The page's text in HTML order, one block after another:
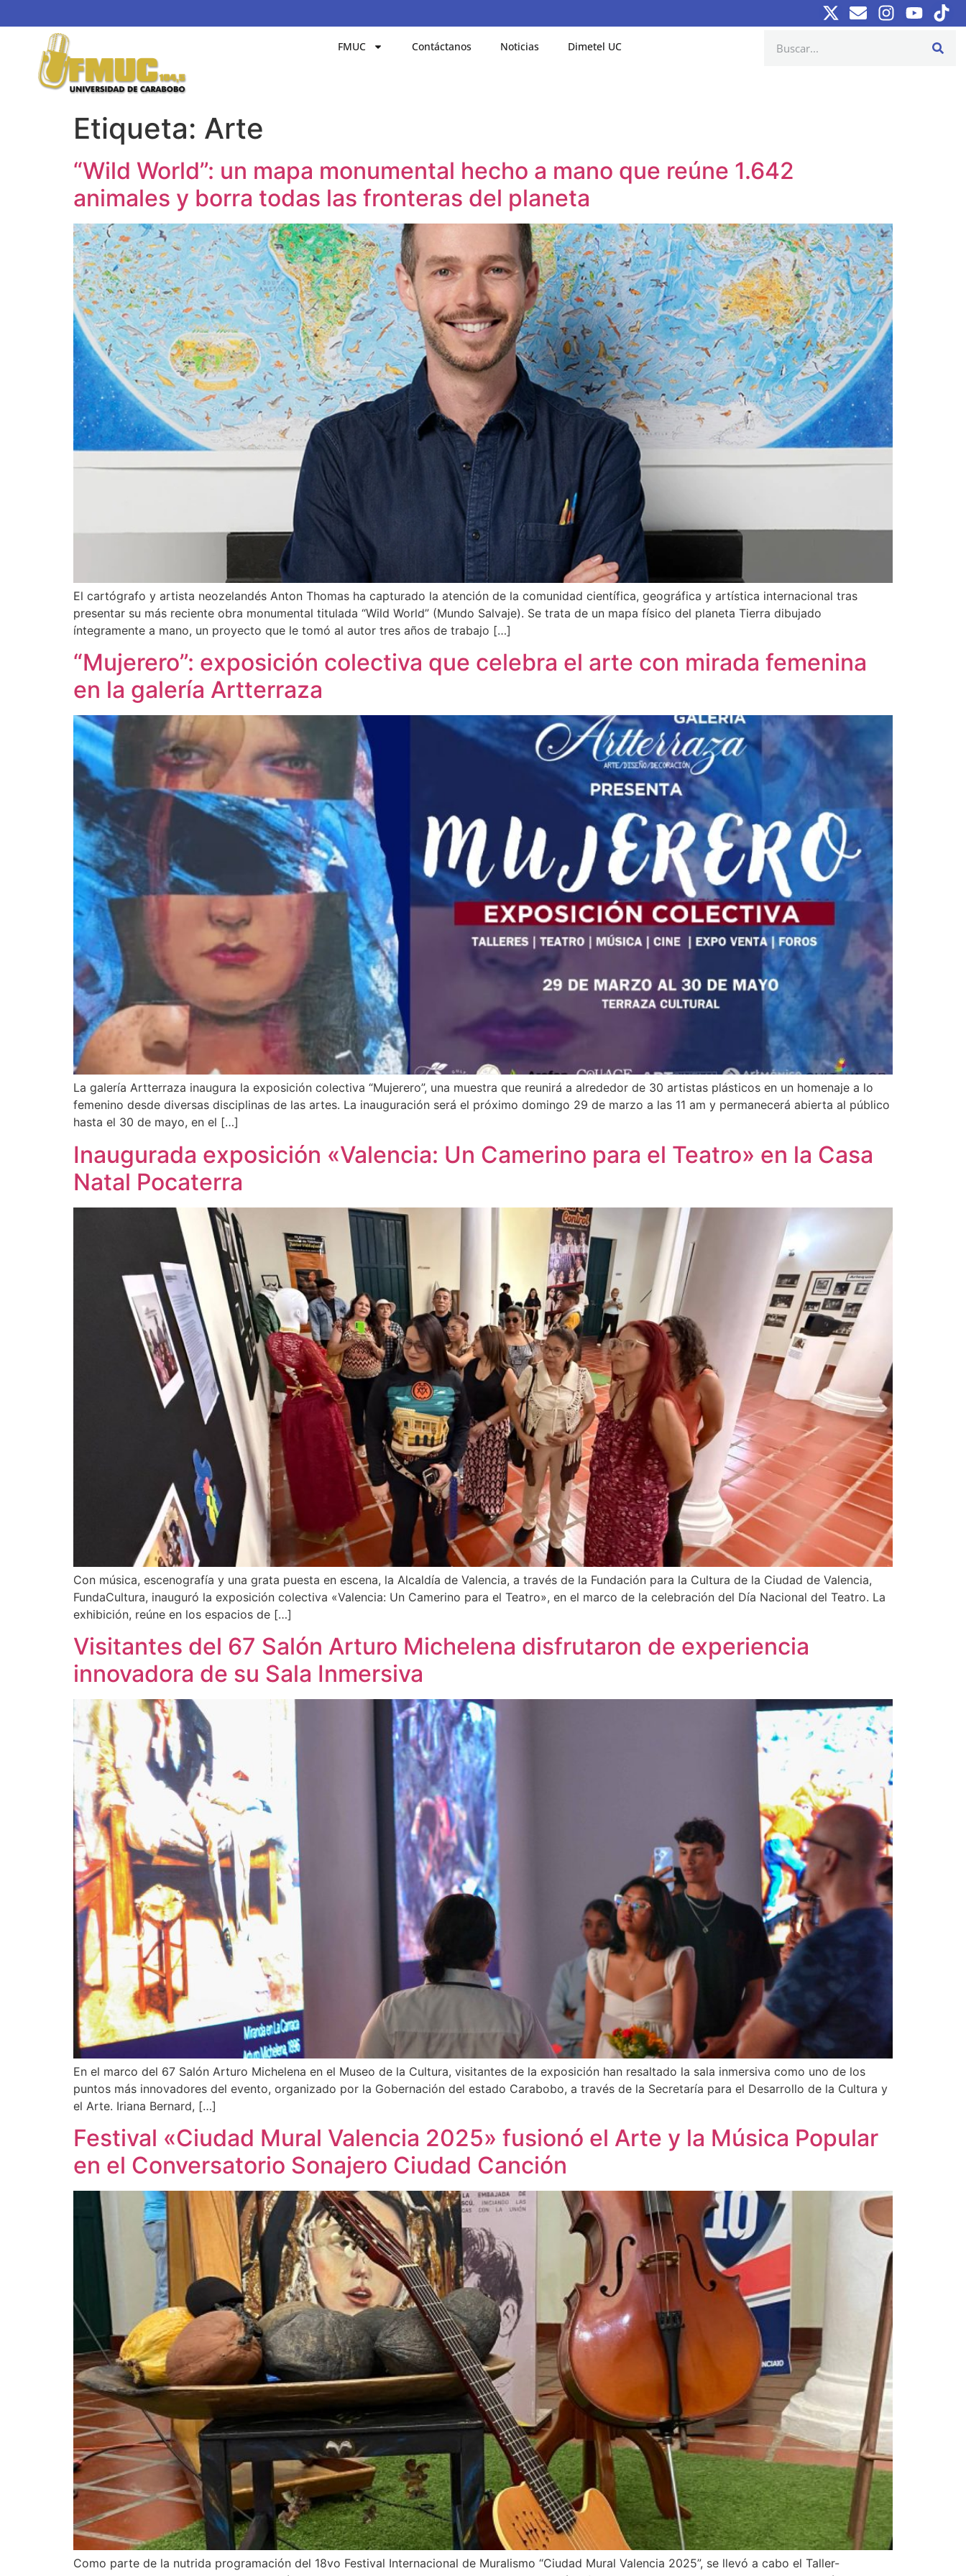
FMUC Contáctanos Noticias Dimetel UC
Etiqueta: Arte
“Wild World”: un mapa monumental hecho a mano que reúne 1.642
animales y borra todas las fronteras del planeta
El cartógrafo y artista neozelandés Anton Thomas ha capturado la atención de la comunidad científica, geográfica y artística internacional tras
presentar su más reciente obra monumental titulada “Wild World” (Mundo Salvaje). Se trata de un mapa físico del planeta Tierra dibujado
íntegramente a mano, un proyecto que le tomó al autor tres años de trabajo […]
“Mujerero”: exposición colectiva que celebra el arte con mirada femenina
en la galería Artterraza
La galería Artterraza inaugura la exposición colectiva “Mujerero”, una muestra que reunirá a alrededor de 30 artistas plásticos en un homenaje a lo
femenino desde diversas disciplinas de las artes. La inauguración será el próximo domingo 29 de marzo a las 11 am y permanecerá abierta al público
hasta el 30 de mayo, en el […]
Inaugurada exposición «Valencia: Un Camerino para el Teatro» en la Casa
Natal Pocaterra
Con música, escenografía y una grata puesta en escena, la Alcaldía de Valencia, a través de la Fundación para la Cultura de la Ciudad de Valencia,
FundaCultura, inauguró la exposición colectiva «Valencia: Un Camerino para el Teatro», en el marco de la celebración del Día Nacional del Teatro. La
exhibición, reúne en los espacios de […]
Visitantes del 67 Salón Arturo Michelena disfrutaron de experiencia
innovadora de su Sala Inmersiva
En el marco del 67 Salón Arturo Michelena en el Museo de la Cultura, visitantes de la exposición han resaltado la sala inmersiva como uno de los
puntos más innovadores del evento, organizado por la Gobernación del estado Carabobo, a través de la Secretaría para el Desarrollo de la Cultura y
el Arte. Iriana Bernard, […]
Festival «Ciudad Mural Valencia 2025» fusionó el Arte y la Música Popular
en el Conversatorio Sonajero Ciudad Canción
Como parte de la nutrida programación del 18vo Festival Internacional de Muralismo “Ciudad Mural Valencia 2025”, se llevó a cabo el Taller-